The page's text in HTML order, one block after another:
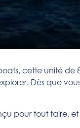
cette unité de
Dès que
pour tout faire,